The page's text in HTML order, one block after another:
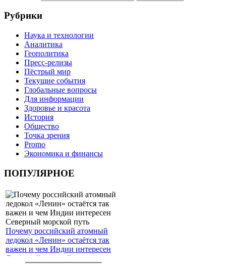
Рубрики
Наука и технологии
Аналитика
Геополитика
Пресс-релизы
Пёстрый мир
Текущие события
Глобальные вопросы
Для информации
Здоровье и красота
История
Общество
Точка зрения
Promo
Экономика и финансы
ПОПУЛЯРНОЕ
Почему российский атомный
ледокол «Ленин» остаётся так
важен и чем Индии интересен
Северный морской путь